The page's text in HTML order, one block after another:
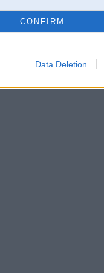
CONFIRM
Data Deletion